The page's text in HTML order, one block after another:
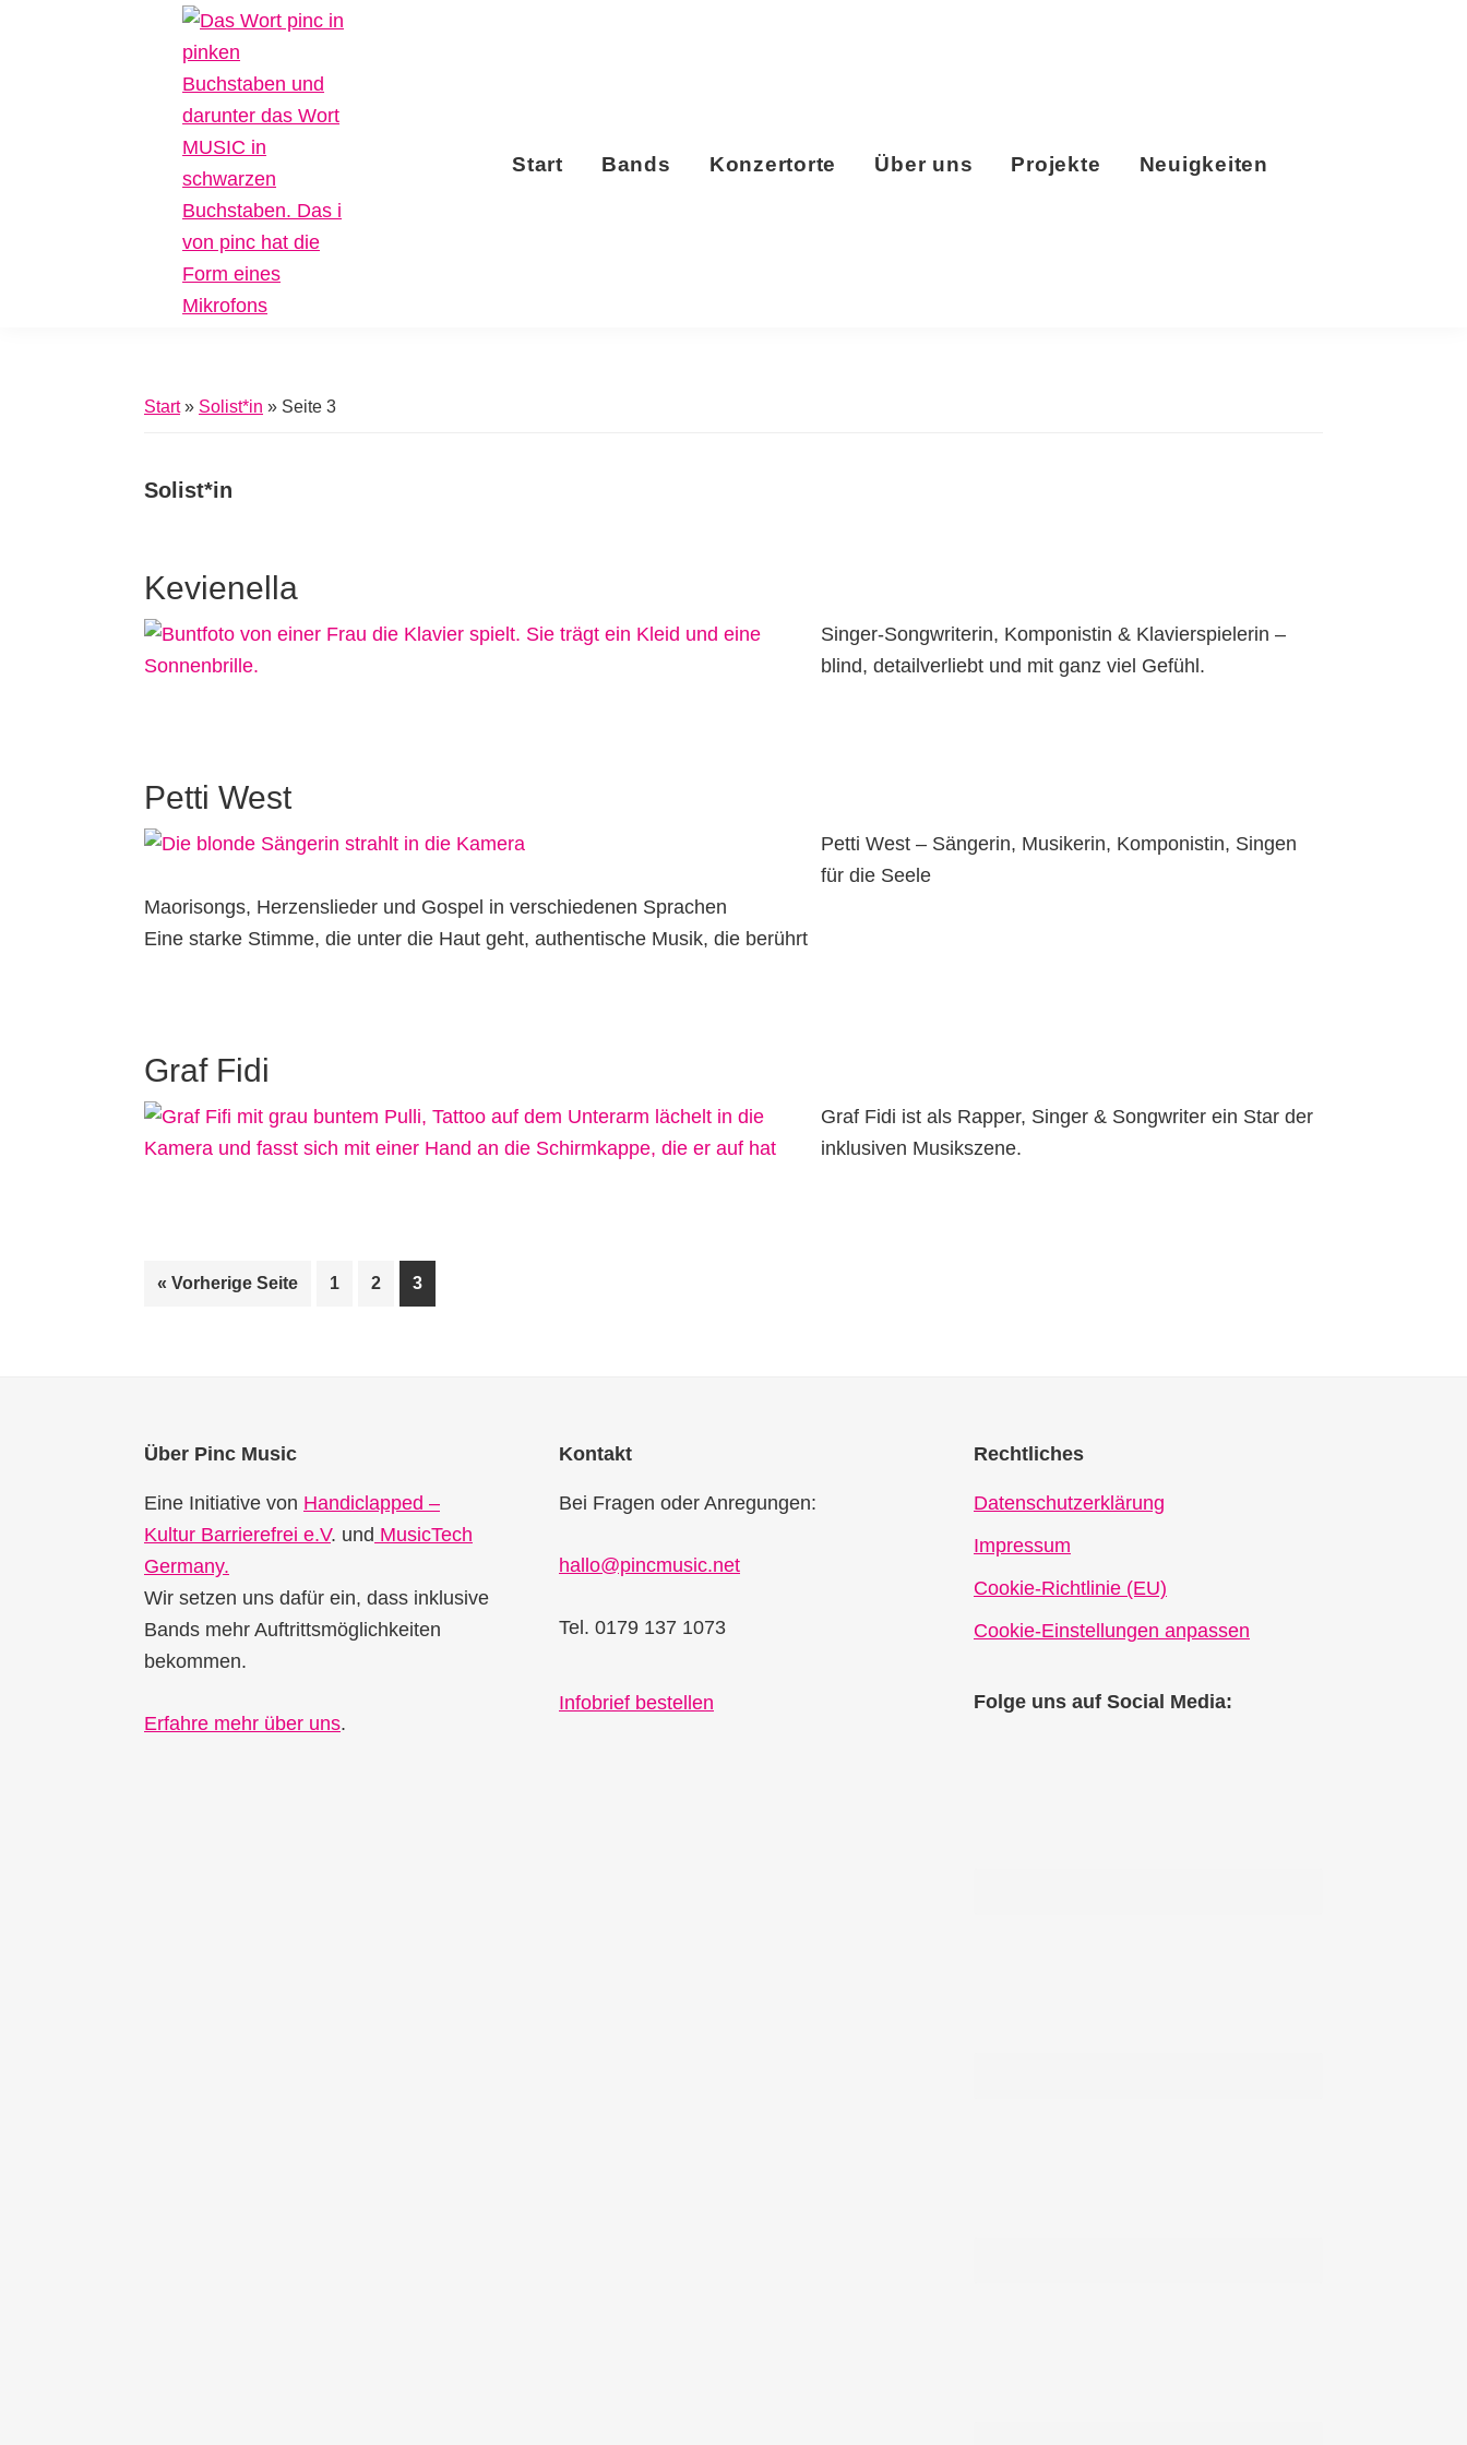
Inklusive
Start Bands Konzertorte Über uns Projekte Neuigkeiten
Start» Solist*in » Seite 3
Solist*in
Kevienella
Singer-Songwriterin, Komponistin & Klavierspielerin –
blind, detailverliebt und mit ganz viel Gefühl.
Petti West
Petti West – Sängerin, Musikerin, Komponistin, Singen
für die Seele
Maorisongs, Herzenslieder und Gospel in verschiedenen Sprachen
Eine starke Stimme, die unter die Haut geht, authentische Musik, die berührt
Graf Fidi
Graf Fidi ist als Rapper, Singer & Songwriter ein Star der
inklusiven Musikszene.
« Vorherige Seiteaufrufen
Seite
1 Seite
2 Seite
3
Über Pinc Music
Eine Initiative von Handiclapped –
Kultur Barrierefrei e.V. und MusicTech
Germany.
Wir setzen uns dafür ein, dass inklusive
Bands mehr Auftrittsmöglichkeiten
bekommen.
Erfahre mehr über uns.
Kontakt
Bei Fragen oder Anregungen:
hallo@pincmusic.net
Tel. 0179 137 1073
Infobrief bestellen
Rechtliches
Datenschutzerklärung
Impressum
Cookie-Richtlinie (EU)
Cookie-Einstellungen anpassen
Folge uns auf Social Media: